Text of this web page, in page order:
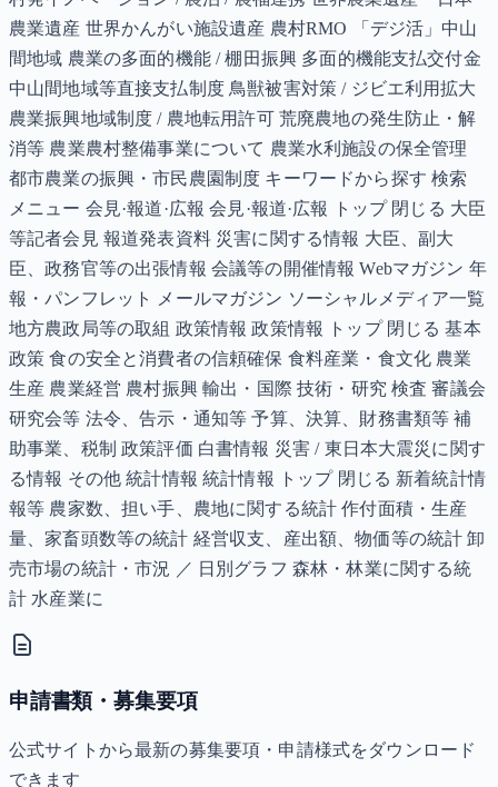
農業遺産 世界かんがい施設遺産 農村RMO 「デジ活」中山
間地域 農業の多面的機能 / 棚田振興 多面的機能支払交付金
中山間地域等直接支払制度 鳥獣被害対策 / ジビエ利用拡大
農業振興地域制度 / 農地転用許可 荒廃農地の発生防止・解
消等 農業農村整備事業について 農業水利施設の保全管理
都市農業の振興・市民農園制度 キーワードから探す 検索
メニュー 会見·報道·広報 会見·報道·広報 トップ 閉じる 大臣
等記者会見 報道発表資料 災害に関する情報 大臣、副大
臣、政務官等の出張情報 会議等の開催情報 Webマガジン 年
報・パンフレット メールマガジン ソーシャルメディア一覧
地方農政局等の取組 政策情報 政策情報 トップ 閉じる 基本
政策 食の安全と消費者の信頼確保 食料産業・食文化 農業
生産 農業経営 農村振興 輸出・国際 技術・研究 検査 審議会
研究会等 法令、告示・通知等 予算、決算、財務書類等 補
助事業、税制 政策評価 白書情報 災害 / 東日本大震災に関す
る情報 その他 統計情報 統計情報 トップ 閉じる 新着統計情
報等 農家数、担い手、農地に関する統計 作付面積・生産
量、家畜頭数等の統計 経営収支、産出額、物価等の統計 卸
売市場の統計・市況 ／ 日別グラフ 森林・林業に関する統
計 水産業に
申請書類・募集要項
公式サイトから最新の募集要項・申請様式をダウンロード
できます